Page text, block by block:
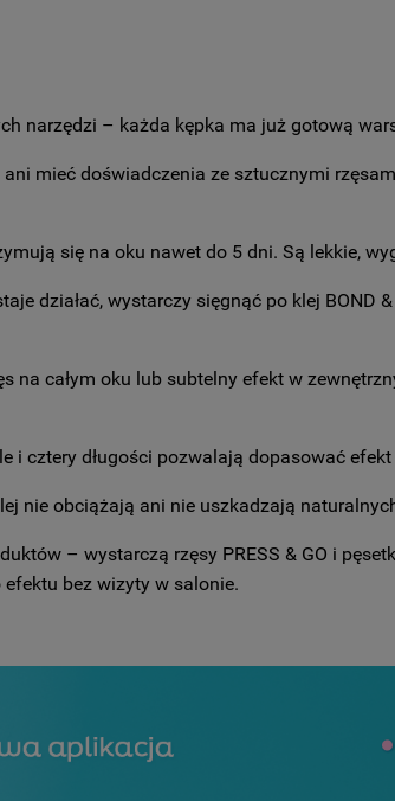
narzędzi – każda kępka ma już gotową
mieć doświadczenia ze sztucznymi
się na oku nawet do 5 dni. Są lekkie,
działać, wystarczy sięgnąć po klej
na całym oku lub subtelny efekt w
i cztery długości pozwalają dopasować
nie obciążają ani nie uszkadzają
– wystarczą rzęsy PRESS & GO i
bez wizyty w salonie.